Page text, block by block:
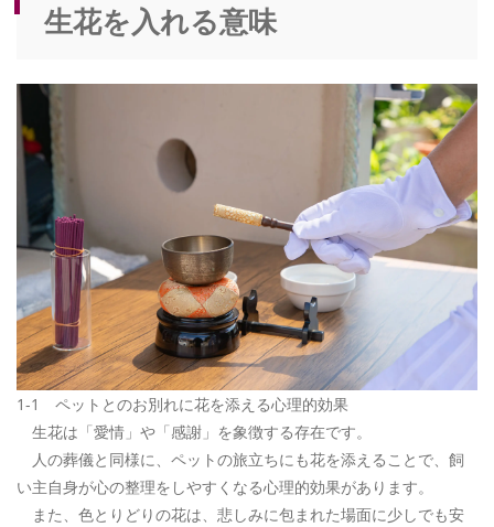
生花を入れる意味
1-1 ペットとのお別れに花を添える心理的効果
生花は「愛情」や「感謝」を象徴する存在です。
人の葬儀と同様に、ペットの旅立ちにも花を添えることで、飼
い主自身が心の整理をしやすくなる心理的効果があります。
また、色とりどりの花は、悲しみに包まれた場面に少しでも安